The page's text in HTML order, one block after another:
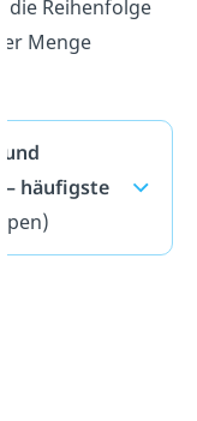
die Reihenfolge
Menge
häufigste